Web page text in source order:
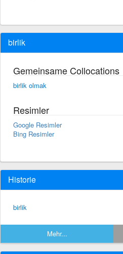
birlik
Gemeinsame Collocations
birlik olmak
Resimler
Google Resimler
Bing Resimler
Historie
birlik
Mehr...